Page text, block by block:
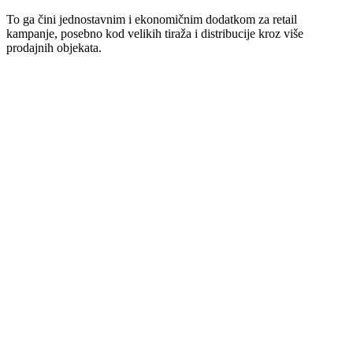
To ga čini jednostavnim i ekonomičnim dodatkom za retail
kampanje, posebno kod velikih tiraža i distribucije kroz više
prodajnih objekata.